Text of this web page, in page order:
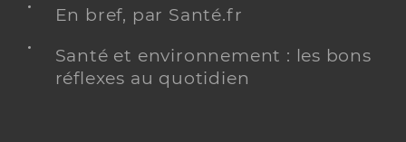
En bref, par Santé.fr
Santé et environnement : les bons
réflexes au quotidien